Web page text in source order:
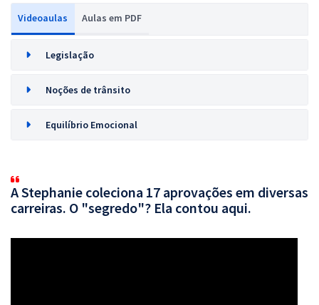
Videoaulas Aulas em PDF
Legislação
Noções de trânsito
Equilíbrio Emocional
A Stephanie coleciona 17 aprovações em diversas
carreiras. O "segredo"? Ela contou aqui.